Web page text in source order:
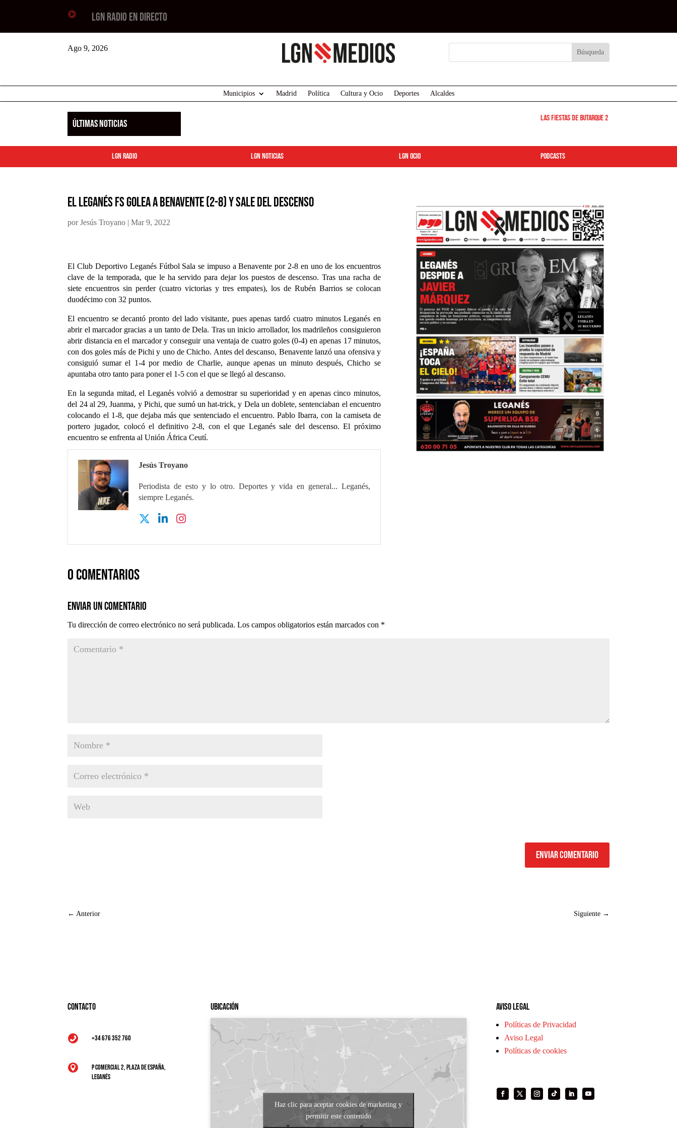
 LGN RADIO EN DIRECTO
Ago 9, 2026
Municipios Madrid Política Cultura y Ocio Deportes Alcaldes
ÚLTIMAS NOTICIAS Las Fiestas de Butarque 2026 arrancan este viernes:
LGN Radio LGN Noticias LGN ocio podcasts
El Leganés FS golea a Benavente (2-8) y sale del descenso
porJesús Troyano |Mar 9, 2022
El Club Deportivo Leganés Fútbol Sala se impuso a Benavente por 2-8 en uno de los encuentros
clave de la temporada, que le ha servido para dejar los puestos de descenso. Tras una racha de
siete encuentros sin perder (cuatro victorias y tres empates), los de Rubén Barrios se colocan
duodécimo con 32 puntos.
El encuentro se decantó pronto del lado visitante, pues apenas tardó cuatro minutos Leganés en
abrir el marcador gracias a un tanto de Dela. Tras un inicio arrollador, los madrileños consiguieron
abrir distancia en el marcador y conseguir una ventaja de cuatro goles (0-4) en apenas 17 minutos,
con dos goles más de Pichi y uno de Chicho. Antes del descanso, Benavente lanzó una ofensiva y
consiguió sumar el 1-4 por medio de Charlie, aunque apenas un minuto después, Chicho se
apuntaba otro tanto para poner el 1-5 con el que se llegó al descanso.
En la segunda mitad, el Leganés volvió a demostrar su superioridad y en apenas cinco minutos,
del 24 al 29, Juanma, y Pichi, que sumó un hat-trick, y Dela un doblete, sentenciaban el encuentro
colocando el 1-8, que dejaba más que sentenciado el encuentro. Pablo Ibarra, con la camiseta de
portero jugador, colocó el definitivo 2-8, con el que Leganés sale del descenso. El próximo
encuentro se enfrenta al Unión África Ceutí.
Jesús Troyano
Periodista de esto y lo otro. Deportes y vida en general... Leganés,
siempre Leganés.
0 comentarios
Enviar un comentario
Tu dirección de correo electrónico no será publicada. Los campos obligatorios están marcados con *
Enviar comentario
← Anterior Siguiente→
Contacto
 +34 676 352 760

P Comercial 2, Plaza de España,
Leganés
Ubicación
Haz clic para aceptar cookies de marketing y
permitir este contenido
Aviso legal
Políticas de Privacidad
Aviso Legal
Políticas de cookies